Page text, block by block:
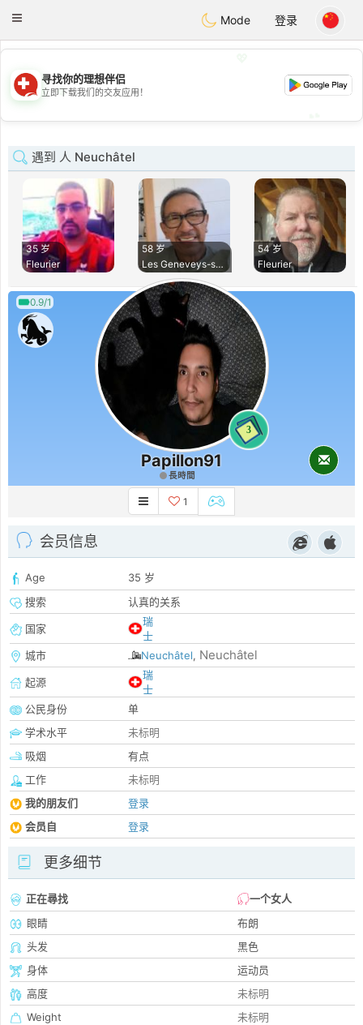
Suissi
Toggle
Mode 登录
💖
💕
寻找你的理想伴侣
立即下载我们的交友应用！
遇到 人 Neuchâtel
35 岁
Fleurier
58 岁
Les Geneveys-sur-C
54 岁
Fleurier
0.9/1
3
Papillon91
長時間
1
会员信息
Age
35 岁
搜索
认真的关系
国家
瑞
士
城市
Neuchâtel, Neuchâtel
起源
瑞
士
公民身份
单
学术水平
未标明
吸烟
有点
工作
未标明
我的朋友们
登录
会员自
登录
更多细节
正在尋找
一个女人
眼睛
布朗
头发
黑色
身体
运动员
高度
未标明
Weight
未标明